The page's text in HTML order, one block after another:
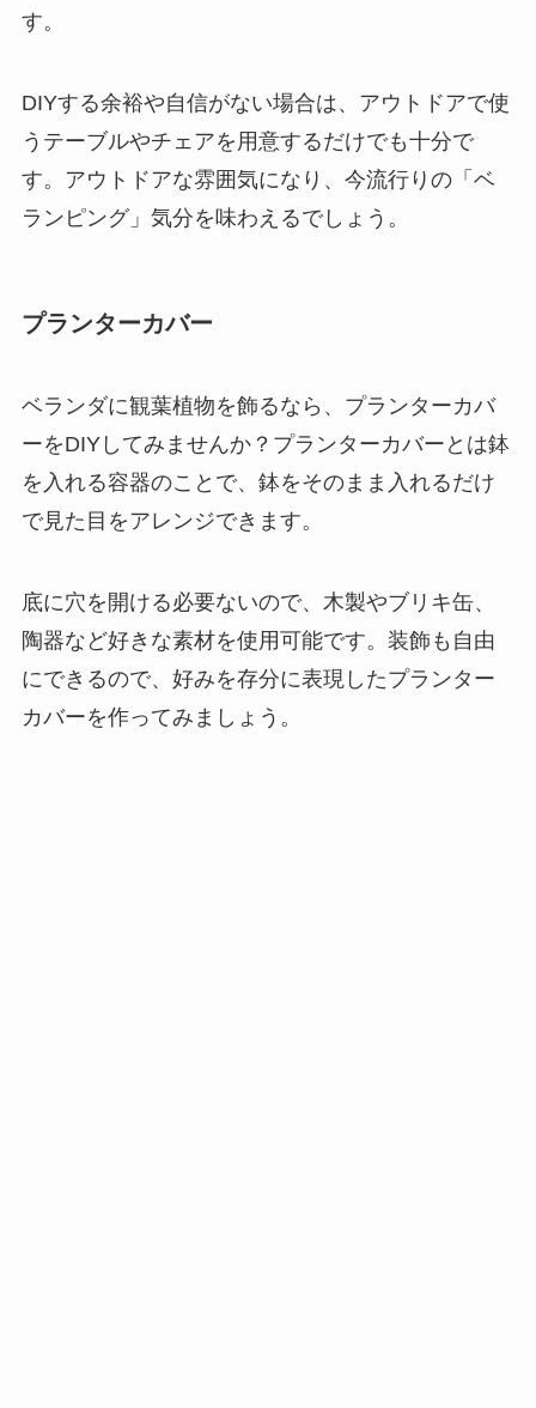
す。
DIYする余裕や自信がない場合は、アウトドアで使
うテーブルやチェアを用意するだけでも十分で
す。アウトドアな雰囲気になり、今流行りの「ベ
ランピング」気分を味わえるでしょう。
プランターカバー
ベランダに観葉植物を飾るなら、プランターカバ
ーをDIYしてみませんか？プランターカバーとは鉢
を入れる容器のことで、鉢をそのまま入れるだけ
で見た目をアレンジできます。
底に穴を開ける必要ないので、木製やブリキ缶、
陶器など好きな素材を使用可能です。装飾も自由
にできるので、好みを存分に表現したプランター
カバーを作ってみましょう。